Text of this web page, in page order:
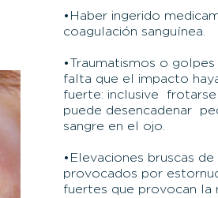
•Haber ingerido
coagulación sanguínea.
•Traumatismos o
falta que el impacto
fuerte: inclusive
puede desencadenar
sangre en el ojo.
•Elevaciones bruscas
provocados por
fuertes que provocan la